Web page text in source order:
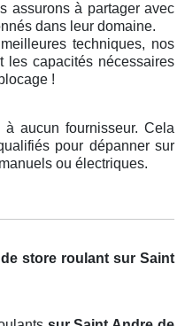
assurons à partager avec
dans leur domaine.
techniques, nos
les capacités nécessaires
!
aucun fournisseur. Cela
pour dépanner sur
ou électriques.
store roulant sur Saint